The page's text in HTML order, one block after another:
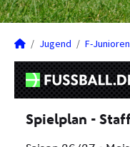
Jugend F-Junioren